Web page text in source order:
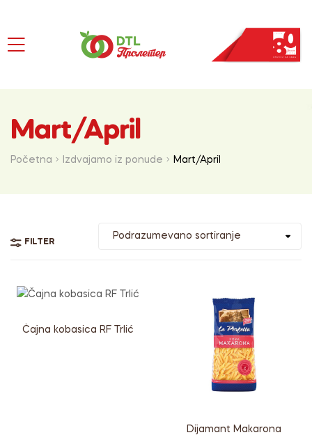
Mart/April
Početna Izdvajamo iz ponude Mart/April
FILTER
Čajna kobasica RF Trlić
Dijamant Makarona